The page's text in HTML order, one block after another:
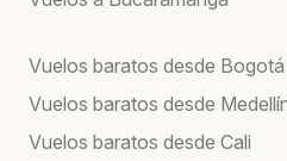
Vuelos baratos desde Bogotá
Vuelos baratos desde
Vuelos baratos desde Cali